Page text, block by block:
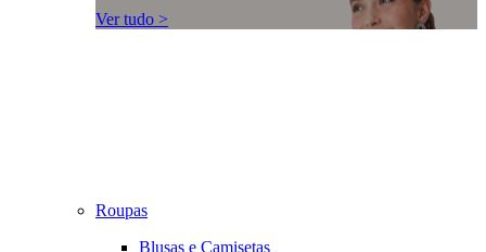
Ver tudo >
Roupas
Blusas e Camisetas